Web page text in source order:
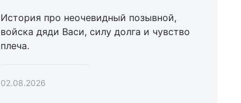
История про неочевидный позывной,
войска дяди Васи, силу долга и чувство
плеча.
02.08.2026